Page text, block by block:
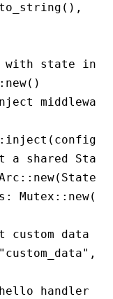
to_string (),
state
new()
inject (config)
a shared
:: new( State
: Mutex :: new
custom data
"custom_data" ,
handler